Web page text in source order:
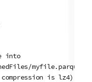
into
myfile.parque
is lz4);